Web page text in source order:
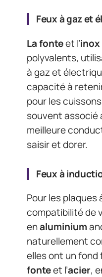
Feux à gaz et
La fonteet l’inox
polyvalents,
à gaz et
capacité à
pour les
souvent associé
meilleure
saisir et dorer.
Feux à
Pour les plaques
compatibilité de
enaluminium
naturellement
elles ont un fond
fonteet l’acier,